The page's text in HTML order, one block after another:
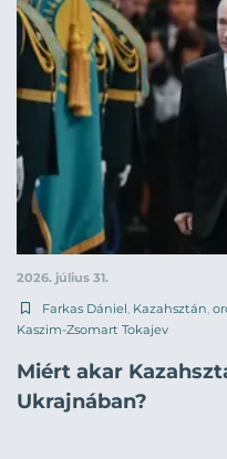
2026. július 31.
Farkas Dániel, Kazahsztán,
Kaszim-Zsomart Tokajev
Miért akar
Ukrajnában?